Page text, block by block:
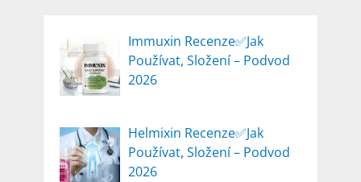
Immuxin Recenze✅Jak
Používat, Složení – Podvod
2026
Helmixin Recenze✅Jak
Používat, Složení – Podvod
2026